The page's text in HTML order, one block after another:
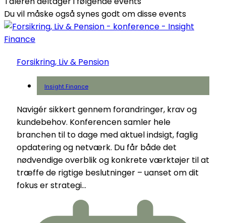
Du vil måske også synes godt om disse events
Forsikring, Liv & Pension
Insight Finance
Navigér sikkert gennem forandringer, krav og
kundebehov. Konferencen samler hele
branchen til to dage med aktuel indsigt, faglig
opdatering og netværk. Du får både det
nødvendige overblik og konkrete værktøjer til at
træffe de rigtige beslutninger – uanset om dit
fokus er strategi...